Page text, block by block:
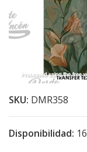
SKU: DMR358
Disponibilidad: 16